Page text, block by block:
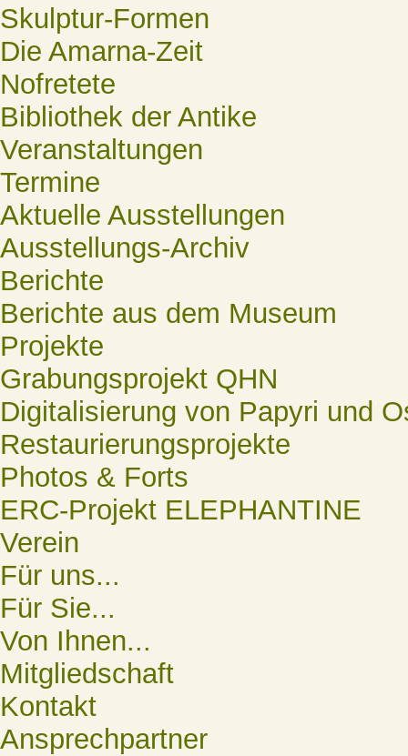
Skulptur-Formen
Die Amarna-Zeit
Nofretete
Bibliothek der Antike
Veranstaltungen
Termine
Aktuelle Ausstellungen
Ausstellungs-Archiv
Berichte
Berichte aus dem Museum
Projekte
Grabungsprojekt QHN
Digitalisierung von Papyri und
Restaurierungsprojekte
Photos & Forts
ERC-Projekt ELEPHANTINE
Verein
Für uns...
Für Sie...
Von Ihnen...
Mitgliedschaft
Kontakt
Ansprechpartner